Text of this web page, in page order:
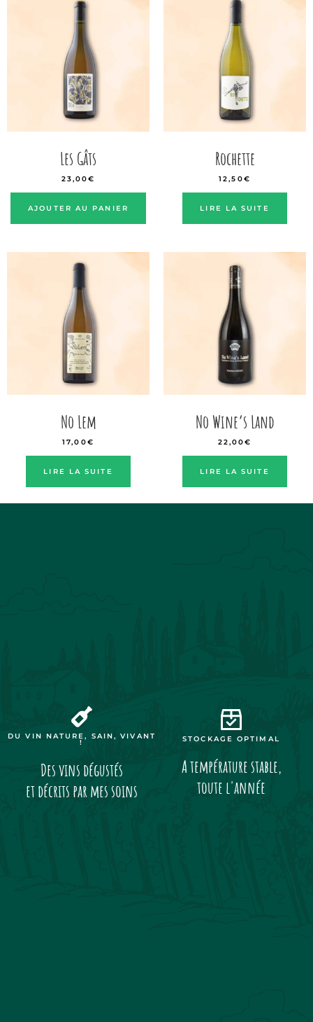
Les Gâts
23,00€
AJOUTER AU PANIER
Rochette
12,50€
LIRE LA SUITE
No Lem
17,00€
LIRE LA SUITE
No Wine’s Land
22,00€
LIRE LA SUITE
DU VIN NATURE, SAIN, VIVANT
!
Des vins dégustés
et décrits par mes soins
STOCKAGE OPTIMAL
A température stable,
toute l'année